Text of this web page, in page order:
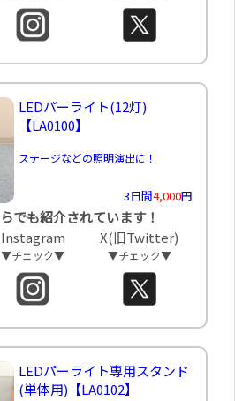
LEDパーライト(12灯)
【LA0100】
ステージなどの照明演出に！
3日間4,000円
でも紹介されています！
Instagram
▼チェック▼
X(旧Twitter)
▼チェック▼
LEDパーライト専用スタンド
(単体用) 【LA0102】